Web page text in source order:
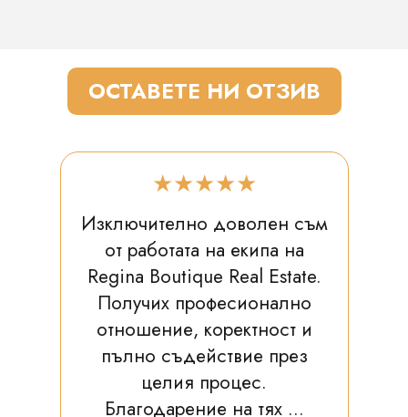
ОСТАВЕТЕ НИ ОТЗИВ
★★★★★
Изключително доволен съм
от работата на екипа на
Regina Boutique Real Estate.
Получих професионално
отношение, коректност и
пълно съдействие през
целия процес.
Благодарение на тях ...